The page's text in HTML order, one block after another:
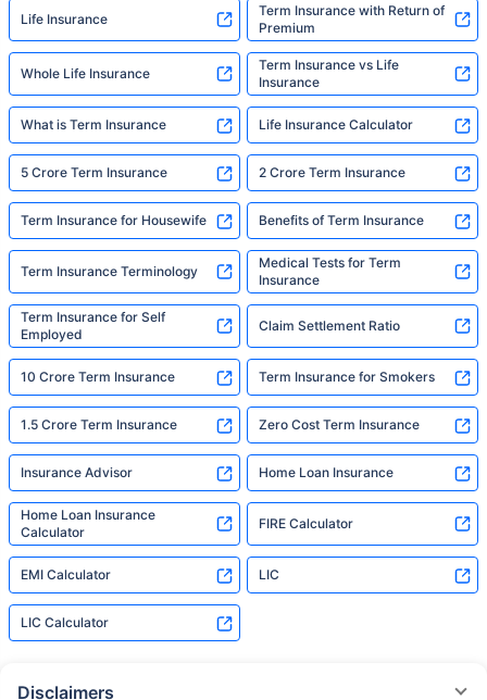
Life Insurance
Term Insurance with Return of
Premium
Whole Life Insurance
Term Insurance vs Life
Insurance
What is Term Insurance Life Insurance Calculator
5 Crore Term Insurance 2 Crore Term Insurance
Term Insurance for Housewife Benefits of Term Insurance
Term Insurance Terminology
Medical Tests for Term
Insurance
Term Insurance for Self
Employed
Claim Settlement Ratio
10 Crore Term Insurance Term Insurance for Smokers
1.5 Crore Term Insurance Zero Cost Term Insurance
Insurance Advisor Home Loan Insurance
Home Loan Insurance
Calculator
FIRE Calculator
EMI Calculator LIC
LIC Calculator
Disclaimers